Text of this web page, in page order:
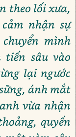
theo lối xưa,
nhận sự
mình
sâu vào
lại ngước
ánh mắt
vừa nhận
quyến